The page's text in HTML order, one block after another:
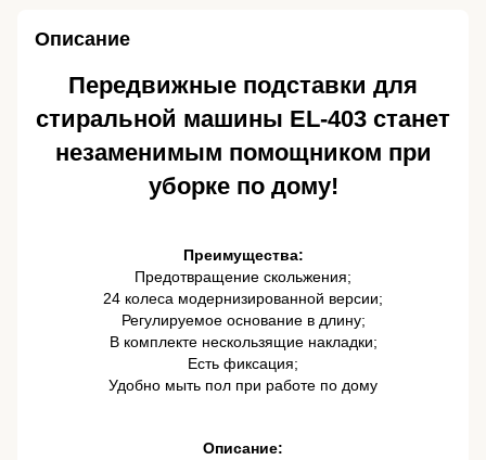
Описание
Передвижные подставки для
стиральной машины EL-403 станет
незаменимым помощником при
уборке по дому!
Преимущества:
Предотвращение скольжения;
24 колеса модернизированной версии;
Регулируемое основание в длину;
В комплекте нескользящие накладки;
Есть фиксация;
Удобно мыть пол при работе по дому
Описание: